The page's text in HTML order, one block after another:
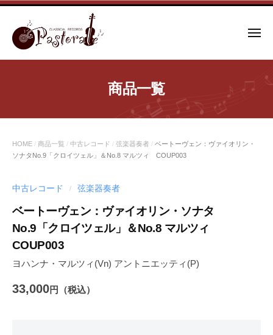
コ
メ
ー
商品一覧
HOME / 商品一覧 / 中古レコード / 弦楽器奏者 / ベートーヴェン：ヴァイオリン・
ソナタNo.9「クロイツェル」＆No.8 マルツィ COUP003
中古レコード / 弦楽器奏者
ベートーヴェン：ヴァイオリン・ソナタ
No.9「クロイツェル」＆No.8 マルツィ
COUP003
ヨハンナ・マルツィ(Vn) アントニエッティ(P)
33,000円（税込）